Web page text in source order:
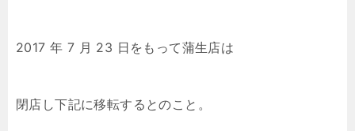
2017 年 7 月 23 日をもって蒲生店は
閉店し下記に移転するとのこと。